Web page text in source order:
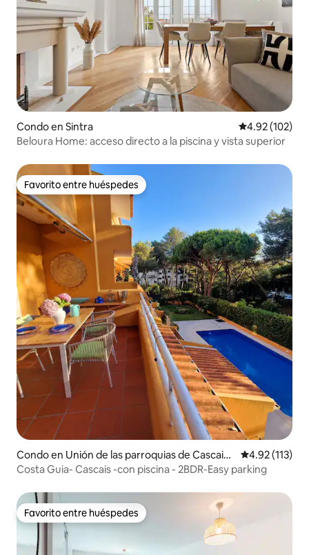
Condo en Sintra Calificación
4.92 (102)
Beloura Home: acceso directo a la piscina y vista superior
Favorito entre huéspedes
Favorito entre huéspedes
Condo en Unión de las parroquias de Cascais
y Estoril
Calificación
4.92 (113)
Costa Guia- Cascais -con piscina - 2BDR-Easy parking
Favorito entre huéspedes
Favorito entre huéspedes